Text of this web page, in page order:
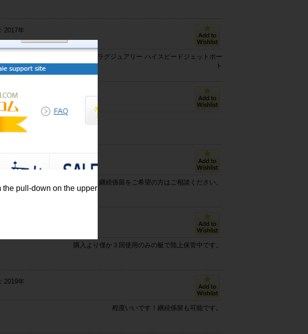
年
水上を駆ける ラグジュアリー ハイスピードジェットボー
ト
年
年
継続係留をご希望の方はご相談ください。
年
購入より僅か３回使用のみの艇で陸上保管中です。
年
程度いいです！継続係留も可能です。
the pull-down on the upper